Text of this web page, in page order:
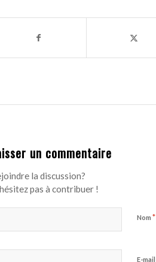
un commentaire
la discussion?
pas à contribuer !
Nom *
E-mail